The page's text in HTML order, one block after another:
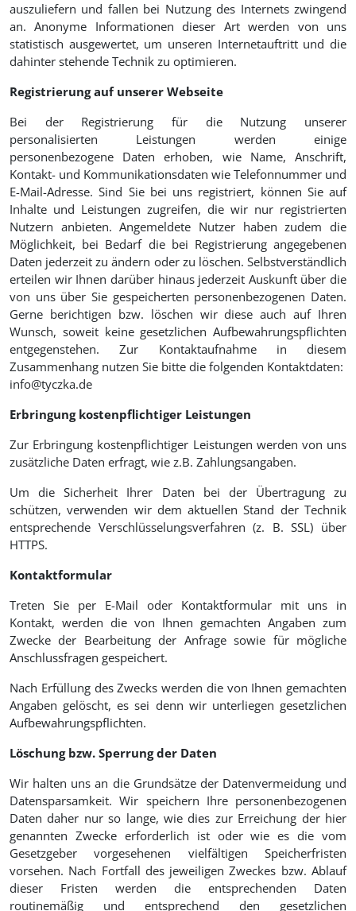
auszuliefern und fallen bei Nutzung des Internets zwingend
an. Anonyme Informationen dieser Art werden von uns
statistisch ausgewertet, um unseren Internetauftritt und die
dahinter stehende Technik zu optimieren.
Registrierung auf unserer Webseite
Bei der Registrierung für die Nutzung unserer
personalisierten Leistungen werden einige
personenbezogene Daten erhoben, wie Name, Anschrift,
Kontakt- und Kommunikationsdaten wie Telefonnummer und
E-Mail-Adresse. Sind Sie bei uns registriert, können Sie auf
Inhalte und Leistungen zugreifen, die wir nur registrierten
Nutzern anbieten. Angemeldete Nutzer haben zudem die
Möglichkeit, bei Bedarf die bei Registrierung angegebenen
Daten jederzeit zu ändern oder zu löschen. Selbstverständlich
erteilen wir Ihnen darüber hinaus jederzeit Auskunft über die
von uns über Sie gespeicherten personenbezogenen Daten.
Gerne berichtigen bzw. löschen wir diese auch auf Ihren
Wunsch, soweit keine gesetzlichen Aufbewahrungspflichten
entgegenstehen. Zur Kontaktaufnahme in diesem
Zusammenhang nutzen Sie bitte die folgenden Kontaktdaten:
info@tyczka.de
Erbringung kostenpflichtiger Leistungen
Zur Erbringung kostenpflichtiger Leistungen werden von uns
zusätzliche Daten erfragt, wie z.B. Zahlungsangaben.
Um die Sicherheit Ihrer Daten bei der Übertragung zu
schützen, verwenden wir dem aktuellen Stand der Technik
entsprechende Verschlüsselungsverfahren (z. B. SSL) über
HTTPS.
Kontaktformular
Treten Sie per E-Mail oder Kontaktformular mit uns in
Kontakt, werden die von Ihnen gemachten Angaben zum
Zwecke der Bearbeitung der Anfrage sowie für mögliche
Anschlussfragen gespeichert.
Nach Erfüllung des Zwecks werden die von Ihnen gemachten
Angaben gelöscht, es sei denn wir unterliegen gesetzlichen
Aufbewahrungspflichten.
Löschung bzw. Sperrung der Daten
Wir halten uns an die Grundsätze der Datenvermeidung und
Datensparsamkeit. Wir speichern Ihre personenbezogenen
Daten daher nur so lange, wie dies zur Erreichung der hier
genannten Zwecke erforderlich ist oder wie es die vom
Gesetzgeber vorgesehenen vielfältigen Speicherfristen
vorsehen. Nach Fortfall des jeweiligen Zweckes bzw. Ablauf
dieser Fristen werden die entsprechenden Daten
routinemäßig und entsprechend den gesetzlichen